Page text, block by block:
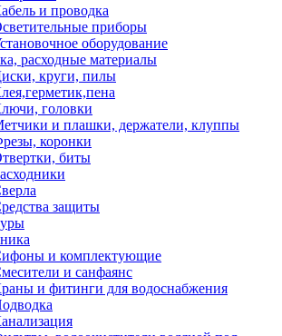
и проводка
приборы
оборудование
расходные материалы
круги, пилы
головки
и плашки, держатели, клуппы
коронки
биты
защиты
и комплектующие
и санфаянс
и фитинги для водоснабжения